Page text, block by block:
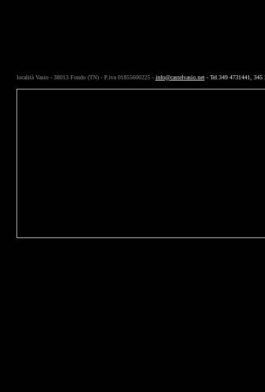
località Vasio - 38013 Fondo (TN) - P.iva 01855600225 - info@castelvasio.net- Tel.349 4731441, 345